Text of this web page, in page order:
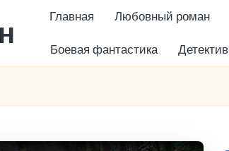
Главная Любовный роман
Боевая фантастика Детектив